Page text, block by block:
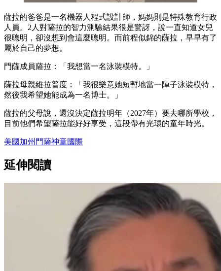
薩拉的爸爸是一名機器人程式設計師，媽媽則是特殊教育行政
人員。2人對薩拉的智力測驗結果很是驚訝，說一直知道女兒
很聰明，卻沒想到會這麼聰明。而前程似錦的薩拉，早早有了
屬於自己的夢想。
門薩成員薩拉：「我想當一名泳裝模特。」
薩拉母親維拉普度：「我很樂意她短暫地當一陣子泳裝模特，
然後我希望她能成為一名博士。」
薩拉的父母說，還沒決定薩拉明年（2027年）要去哪所學校，
目前他們希望薩拉能好好享受，這段帶有光環的童年時光。
美國加州 門薩神童國際
延伸閱讀